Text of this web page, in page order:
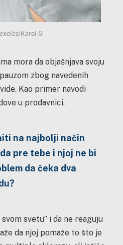
Karol G
mora da objašnjava svoju
zbog navedenih
Kao primer navodi
u prodavnici.
na najbolji način
pre tebe i njoj ne bi
da čeka dva
svetu” i da ne reaguju
da njoj pomaže to što je